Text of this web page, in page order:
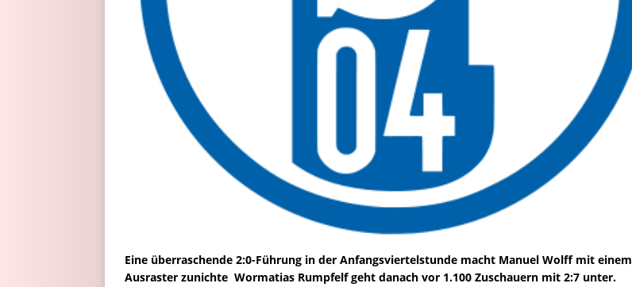
Eine überraschende 2:0-Führung in der Anfangsviertelstunde macht Manuel Wolff mit einem
Ausraster zunichte  Wormatias Rumpfelf geht danach vor 1.100 Zuschauern mit 2:7 unter.